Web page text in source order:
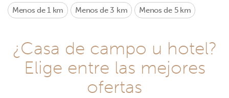
Menos de 1 km Menos de 3 km Menos de 5 km
¿Casa de campo u hotel?
Elige entre las mejores
ofertas